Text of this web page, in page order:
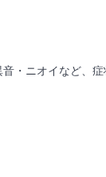
・ニオイなど、